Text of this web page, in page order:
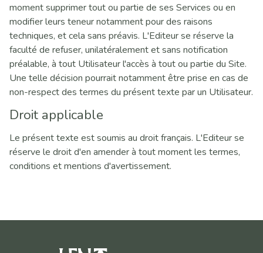
moment supprimer tout ou partie de ses Services ou en
modifier leurs teneur notamment pour des raisons
techniques, et cela sans préavis. L'Editeur se réserve la
faculté de refuser, unilatéralement et sans notification
préalable, à tout Utilisateur l'accès à tout ou partie du Site.
Une telle décision pourrait notamment être prise en cas de
non-respect des termes du présent texte par un Utilisateur.
Droit applicable
Le présent texte est soumis au droit français. L'Editeur se
réserve le droit d'en amender à tout moment les termes,
conditions et mentions d'avertissement.